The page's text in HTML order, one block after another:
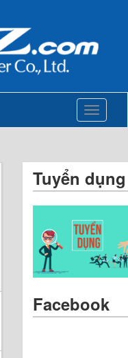
Toggle
Tuyển dụng
Facebook